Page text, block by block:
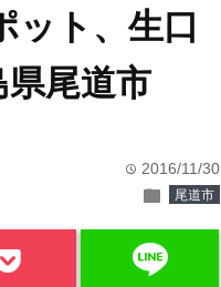
ット、生口
尾道市
time 2016/11/30
folder 尾道市
line